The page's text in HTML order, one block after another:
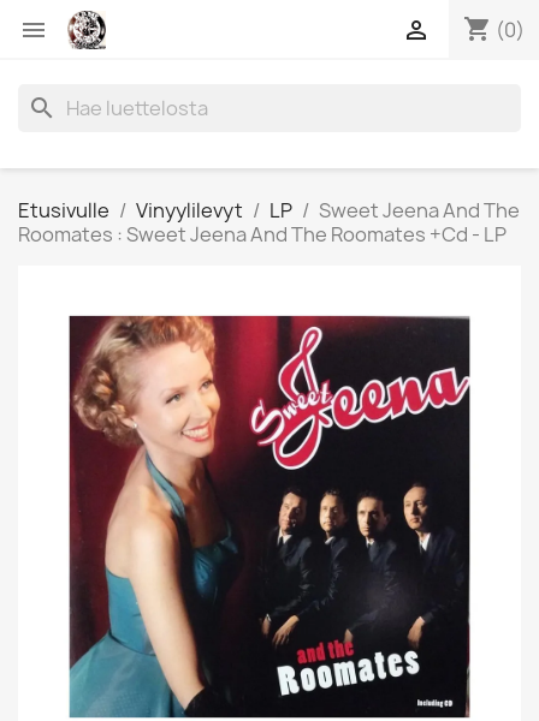
 shopping_cart (0)

search
Etusivulle Vinyylilevyt LP
Sweet Jeena And The
Roomates : Sweet Jeena And The Roomates +Cd - LP